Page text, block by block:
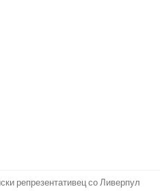
репрезентативец со Ливерпул